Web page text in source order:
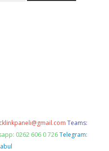
Teams:
0262 606 0 726 Telegram: